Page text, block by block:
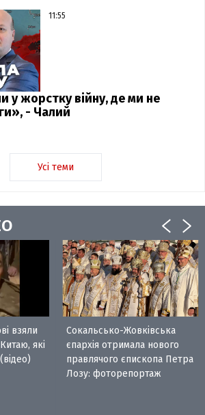
11:55
у жорстку війну, де ми не
- Чалий
Усі теми
взяли
які
Сокальсько-Жовківська
єпархія отримала нового
правлячого єпископа Петра
Лозу: фоторепортаж